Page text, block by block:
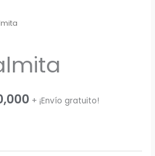
Rango
+ ¡Envío gratuito!